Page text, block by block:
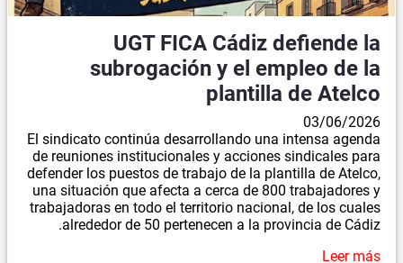
UGT FICA Cádiz defiende la
subrogación y el empleo de la
plantilla de Atelco
03/06/2026
El sindicato continúa desarrollando una intensa agenda
de reuniones institucionales y acciones sindicales para
defender los puestos de trabajo de la plantilla de Atelco,
una situación que afecta a cerca de 800 trabajadores y
trabajadoras en todo el territorio nacional, de los cuales
alrededor de 50 pertenecen a la provincia de Cádiz.
Leer más